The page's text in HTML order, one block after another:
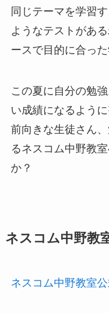
同じテーマを学習
ようなテストがあ
ースで目的に合った
この夏に自分の勉
い成績になるように
前向きな生徒さん
るネスコム中野教
か？
ネスコム中野教
ネスコム中野教室